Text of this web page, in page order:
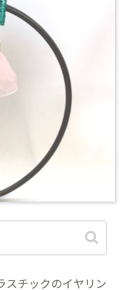
ンで挟んだイヤリ
スチックのイヤリン